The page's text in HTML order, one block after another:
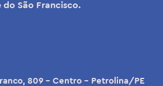
do São Francisco.
809 - Centro - Petrolina/PE